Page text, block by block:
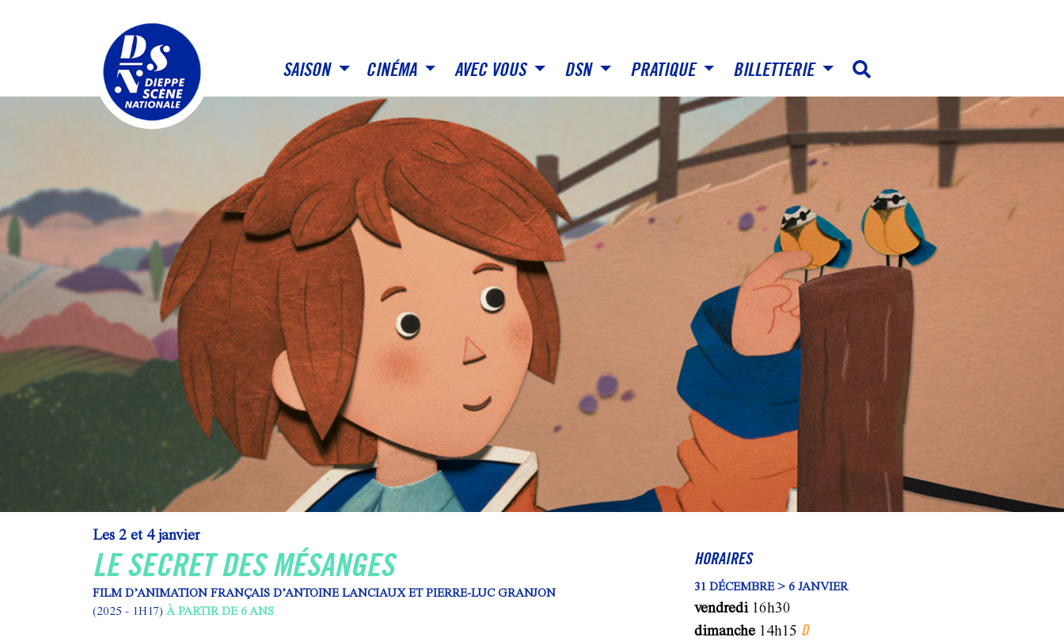
SAISON CINÉMA AVEC VOUS DSN PRATIQUE BILLETTERIE
Les 2 et 4 janvier
LE SECRET DES MÉSANGES
FILM D’ANIMATION FRANÇAIS D’ANTOINE LANCIAUX ET PIERRE-LUC GRANJON
(2025 - 1H17) À PARTIR DE 6 ANS
HORAIRES
31 DÉCEMBRE > 6 JANVIER
vendredi 16h30
dimanche 14h15 D